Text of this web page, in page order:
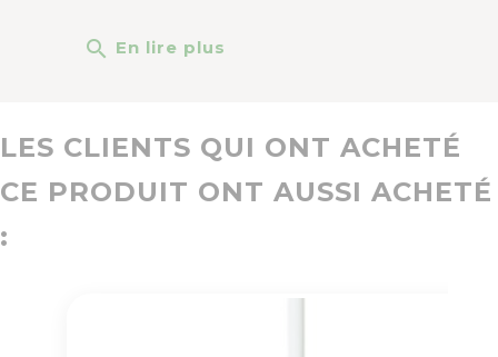
search En lire plus
LES CLIENTS QUI ONT ACHETÉ
CE PRODUIT ONT AUSSI ACHETÉ
: